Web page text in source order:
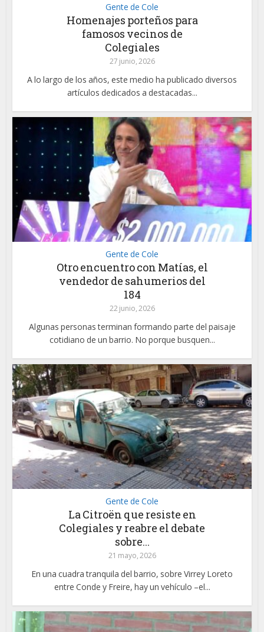
Gente de Cole
Homenajes porteños para
famosos vecinos de
Colegiales
27 junio, 2026
A lo largo de los años, este medio ha publicado diversos
artículos dedicados a destacadas...
Gente de Cole
Otro encuentro con Matías, el
vendedor de sahumerios del
184
22 junio, 2026
Algunas personas terminan formando parte del paisaje
cotidiano de un barrio. No porque busquen...
Gente de Cole
La Citroën que resiste en
Colegiales y reabre el debate
sobre...
21 mayo, 2026
En una cuadra tranquila del barrio, sobre Virrey Loreto
entre Conde y Freire, hay un vehículo –el...